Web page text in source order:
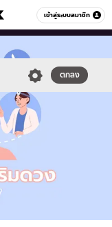
เข้าสู่ระบบสมาชิก
หมวดอื่นๆ
ตกลง